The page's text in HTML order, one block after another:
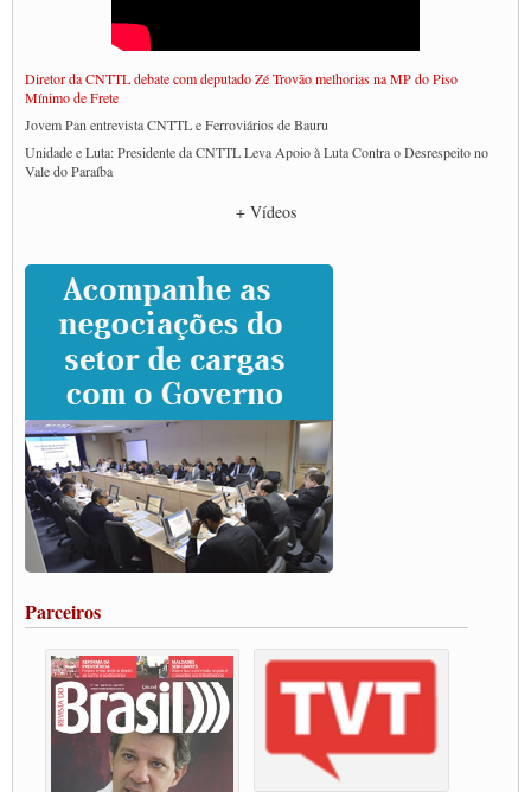
Diretor da CNTTL debate com deputado Zé Trovão melhorias na MP do Piso
Mínimo de Frete
Jovem Pan entrevista CNTTL e Ferroviários de Bauru
Unidade e Luta: Presidente da CNTTL Leva Apoio à Luta Contra o Desrespeito no
Vale do Paraíba
Caminhoneiros prometem paralisação e cobram diálogo com Lula
CNTTL e lideranças de caminhoneiros participam de debate sobre saúde nas
rodovias
Paulinho e Litti debatem política global para transporte rodoviário de cargas na
SUTCRA no Uruguai
Grande Conquista da Categoria transporte de Cargas e Caminhoneiros Autonomos
ENCONTRO INTERNACIONAL EM APOIO A CLASSE TRABALHADORA
DO BRASIL E A ELEIÇÃO 2022
Carta às Brasileiras e aos Brasileiros em Defesa do Estado Democrático de Direito
Paulinho, presidente da CNTTL, faz balanço do 3º Congresso da CNTTL
Caminhoneiros aprovam greve a partir do 1º de novembro
Rodoviários de Feira Santana fazem Assembleia para avaliar proposta de reajuste
salarial
Vacina Já: Lockdown de 24 horas dos trabalhadores em transportes está mantido,
Condutores de Guarulhos farão greve sanitária nesta terça-feira (20)
Paralisação dos Caminhoneiros na #BR285, entrocamento que liga o Mercosul ao
Rio Grande
Caminhoneiros bloqueiam duas faixas na Castello Branco e fazem protesto
Modal-Live #13 Aumento da Violência Contra Mulher e o Adoecimento da Classe
Trabalhadora em Tempos de Pandemia
+ Vídeos
Parceiros